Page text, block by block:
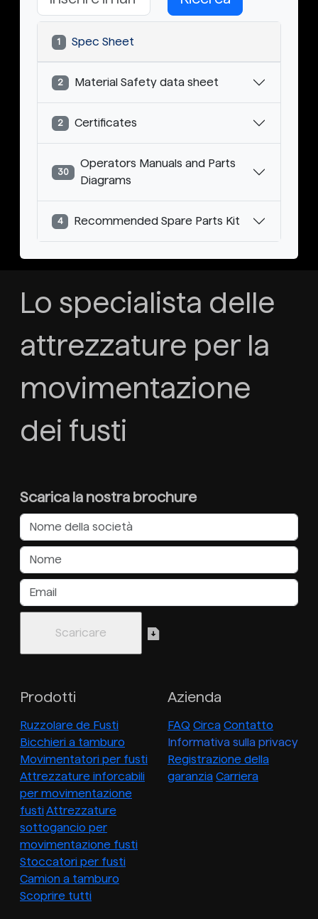
1 Spec Sheet
2 Material Safety data sheet
2 Certificates
30
Operators Manuals and Parts
Diagrams
4 Recommended Spare Parts Kit
Lo specialista delle
attrezzature per la
movimentazione
dei fusti
Scarica la nostra brochure
Prodotti
Ruzzolare de Fusti
Bicchieri a tamburo
Movimentatori per fusti
Attrezzature inforcabili
per movimentazione
fustiAttrezzature
sottogancio per
movimentazione fusti
Stoccatori per fusti
Camion a tamburo
Scoprire tutti
Azienda
FAQ Circa Contatto
Informativa sulla privacy
Registrazione della
garanzia Carriera